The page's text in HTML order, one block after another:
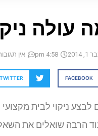
עולה
2014
4:58 pm אין
FACEBOOK
TWITTER
לבצע ניקוי לבית
הרבה שואלים את